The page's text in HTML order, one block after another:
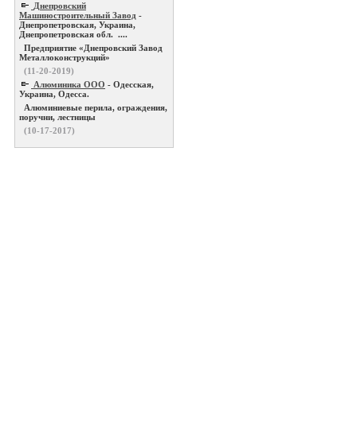
Днепровский
Машиностроительный Завод -
Днепропетровская, Украина,
Днепропетровская обл. ....
Предприятие «Днепровский Завод
Металлоконструкций»
(11-20-2019)
Алюминика ООО - Одесская,
Украина, Одесса.
Алюминиевые перила, ограждения,
поручни, лестницы
(10-17-2017)